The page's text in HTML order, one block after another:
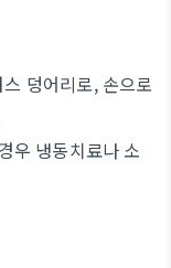
덩어리로, 손으로
우 냉동치료나 소